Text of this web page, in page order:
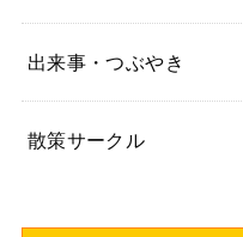
出来事・つぶやき
散策サークル